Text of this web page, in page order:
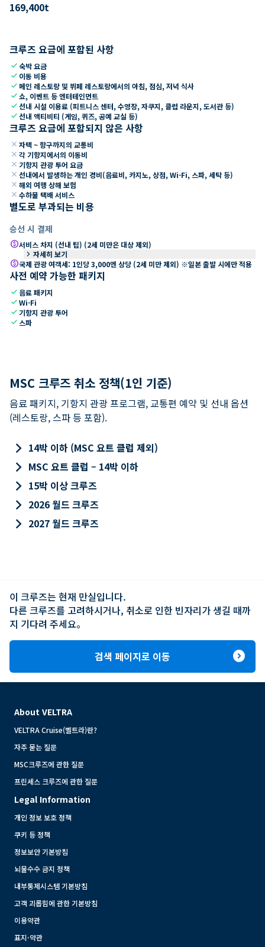
169,400t
크루즈 요금에 포함된 사항
check숙박 요금
check 이동 비용
check 메인 레스토랑 및 뷔페 레스토랑에서의 아침, 점심, 저녁 식사
check쇼, 이벤트 등 엔터테인먼트
check선내 시설 이용료 (피트니스 센터, 수영장, 자쿠지, 클럽 라운지, 도서관 등)
check선내 액티비티 (게임, 퀴즈, 공예 교실 등)
크루즈 요금에 포함되지 않은 사항
close 자택 ~ 항구까지의 교통비
close 각 기항지에서의 이동비
close 기항지 관광 투어 요금
close 선내에서 발생하는 개인 경비(음료비, 카지노, 상점, Wi-Fi, 스파, 세탁 등)
close 해외 여행 상해 보험
close 수하물 택배 서비스
별도로 부과되는 비용
승선 시 결제
paid서비스 차지 (선내 팁) (2세 미만은 대상 제외)
keyboard_arrow_right 자세히 보기
paid국제 관광 여객세: 1인당 3,000엔 상당 (2세 미만 제외) ※일본 출발 시에만 적용
사전 예약 가능한 패키지
check 음료 패키지
checkWi-Fi
check 기항지 관광 투어
check 스파
MSC 크루즈 취소 정책(1인 기준)
음료 패키지, 기항지 관광 프로그램, 교통편 예약 및 선내 옵션
(레스토랑, 스파 등 포함).
keyboard_arrow_right 14박 이하 (MSC 요트 클럽 제외)
keyboard_arrow_right MSC 요트 클럽 – 14박 이하
keyboard_arrow_right 15박 이상 크루즈
keyboard_arrow_right 2026 월드 크루즈
keyboard_arrow_right 2027 월드 크루즈
이 크루즈는 현재 만실입니다.
다른 크루즈를 고려하시거나, 취소로 인한 빈자리가 생길 때까
지 기다려 주세요。
검색 페이지로 이동 expand_circle_right
About VELTRA
VELTRA Cruise(벨트라)란?
자주 묻는 질문
MSC크루즈에 관한 질문
프린세스 크루즈에 관한 질문
Legal Information
개인 정보 보호 정책
쿠키 등 정책
정보보안 기본방침
뇌물수수 금지 정책
내부통제시스템 기본방침
고객 괴롭힘에 관한 기본방침
이용약관
표지·약관